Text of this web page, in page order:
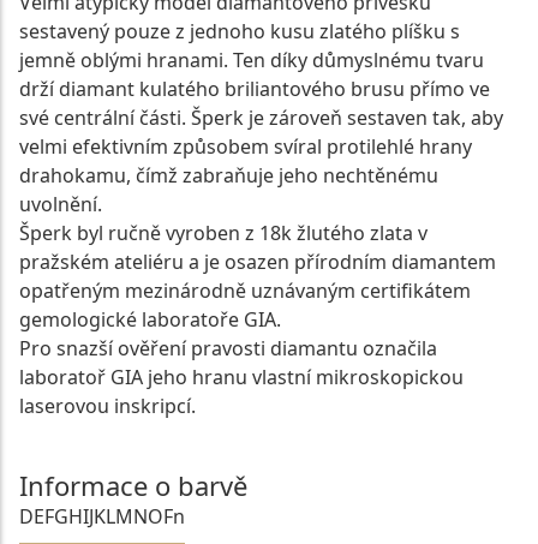
sestavený pouze z jednoho kusu zlatého plíšku s
jemně oblými hranami. Ten díky důmyslnému tvaru
drží diamant kulatého briliantového brusu přímo ve
své centrální části. Šperk je zároveň sestaven tak, aby
velmi efektivním způsobem svíral protilehlé hrany
drahokamu, čímž zabraňuje jeho nechtěnému
uvolnění.
Šperk byl ručně vyroben z 18k žlutého zlata v
pražském ateliéru a je osazen přírodním diamantem
opatřeným mezinárodně uznávaným certifikátem
gemologické laboratoře GIA.
Pro snazší ověření pravosti diamantu označila
laboratoř GIA jeho hranu vlastní mikroskopickou
laserovou inskripcí.
Informace o barvě
DEFGHIJKLMNOFn